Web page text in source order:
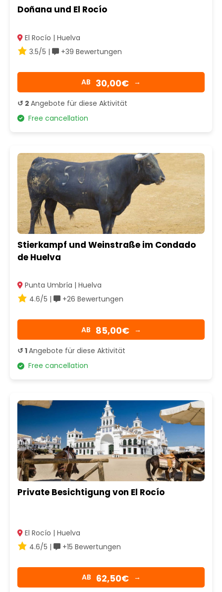
Doñana und El Rocío
El Rocío | Huelva
3.5/5 |
+39 Bewertungen
AB 30,00€ →
↺ 2 Angebote für diese Aktivität
Free cancellation
Stierkampf und Weinstraße im Condado
de Huelva
Punta Umbría | Huelva
4.6/5 |
+26 Bewertungen
AB 85,00€ →
↺ 1Angebote für diese Aktivität
Free cancellation
Private Besichtigung von El Rocío
El Rocío | Huelva
4.6/5 |
+15 Bewertungen
AB 62,50€ →